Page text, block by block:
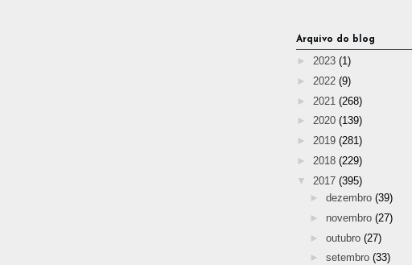
Arquivo do blog
► 2023 (1)
► 2022 (9)
► 2021 (268)
► 2020 (139)
► 2019 (281)
► 2018 (229)
▼ 2017 (395)
► dezembro (39)
► novembro (27)
► outubro (27)
► setembro (33)